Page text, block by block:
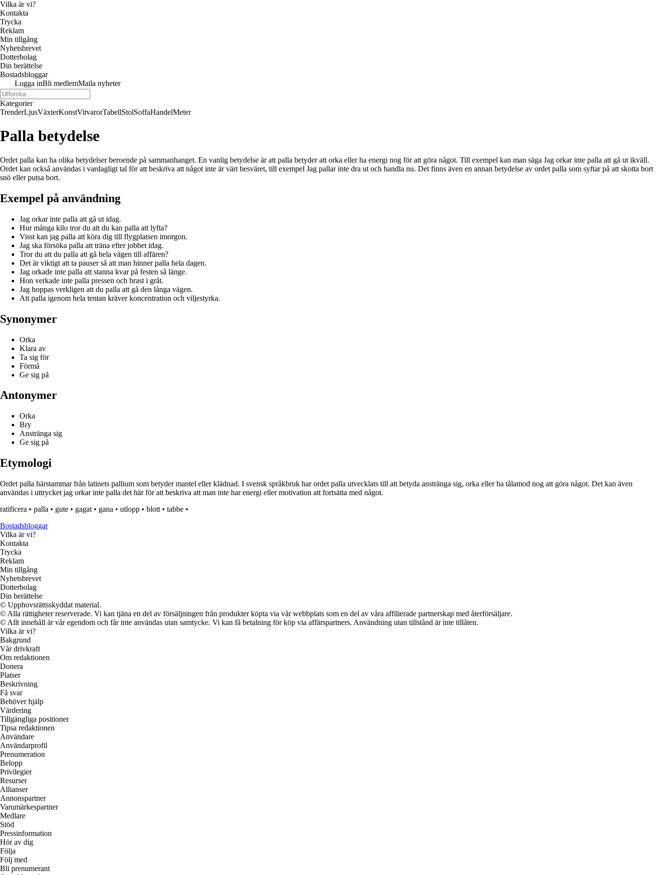
Vilka är vi?
Kontakta
Trycka
Reklam
Min tillgång
Nyhetsbrevet
Dotterbolag
Din berättelse
Bostadsbloggar
Logga inBli medlemMaila nyheter
Kategorier
TrenderLjusVäxterKonstVitvarorTabellStolSoffaHandelMeter
Palla betydelse
Ordet palla kan ha olika betydelser beroende på sammanhanget. En vanlig betydelse är att palla betyder att orka eller ha energi nog för att göra något. Till exempel kan man säga Jag orkar inte palla att gå ut ikväll.
Ordet kan också användas i vardagligt tal för att beskriva att något inte är värt besväret, till exempel Jag pallar inte dra ut och handla nu. Det finns även en annan betydelse av ordet palla som syftar på att skotta bort
snö eller putsa bort.
Exempel på användning
Jag orkar inte palla att gå ut idag.
Hur många kilo tror du att du kan palla att lyfta?
Visst kan jag palla att köra dig till flygplatsen imorgon.
Jag ska försöka palla att träna efter jobbet idag.
Tror du att du palla att gå hela vägen till affären?
Det är viktigt att ta pauser så att man hinner palla hela dagen.
Jag orkade inte palla att stanna kvar på festen så länge.
Hon verkade inte palla pressen och brast i gråt.
Jag hoppas verkligen att du palla att gå den långa vägen.
Att palla igenom hela tentan kräver koncentration och viljestyrka.
Synonymer
Orka
Klara av
Ta sig för
Förmå
Ge sig på
Antonymer
Orka
Bry
Anstränga sig
Ge sig på
Etymologi
Ordet palla härstammar från latinets pallium som betyder mantel eller klädnad. I svensk språkbruk har ordet palla utvecklats till att betyda anstränga sig, orka eller ha tålamod nog att göra något. Det kan även
användas i uttrycket jag orkar inte palla det här för att beskriva att man inte har energi eller motivation att fortsätta med något.
ratificera • palla • gute • gagat • gana • utlopp • blott • tabbe •
Bostadsbloggar
Vilka är vi?
Kontakta
Trycka
Reklam
Min tillgång
Nyhetsbrevet
Dotterbolag
Din berättelse
© Upphovsrättsskyddat material.
© Alla rättigheter reserverade. Vi kan tjäna en del av försäljningen från produkter köpta via vår webbplats som en del av våra affilierade partnerskap med återförsäljare.
© Allt innehåll är vår egendom och får inte användas utan samtycke. Vi kan få betalning för köp via affärspartners. Användning utan tillstånd är inte tillåten.
Vilka är vi?
Bakgrund
Vår drivkraft
Om redaktionen
Donera
Platser
Beskrivning
Få svar
Behöver hjälp
Värdering
Tillgängliga positioner
Tipsa redaktionen
Användare
Användarprofil
Prenumeration
Belopp
Privilegier
Resurser
Allianser
Annonspartner
Varumärkespartner
Medlare
Stöd
Pressinformation
Hör av dig
Följa
Följ med
Bli prenumerant